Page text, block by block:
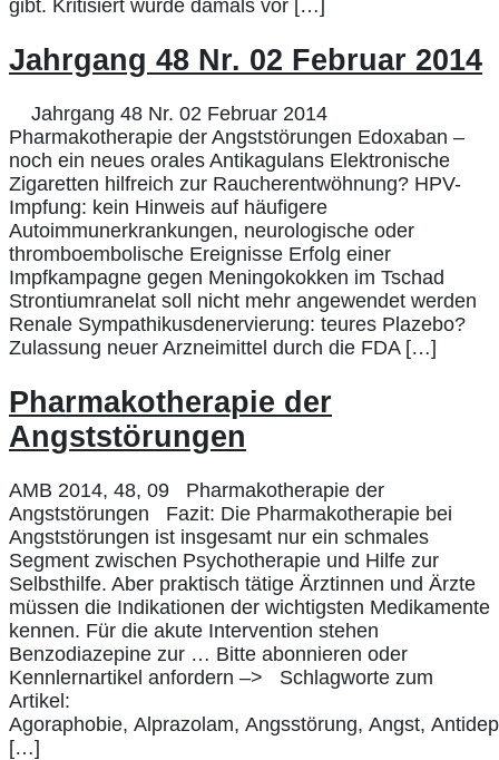
gibt. Kritisiert wurde damals vor […]
Jahrgang 48 Nr. 02 Februar 2014
Jahrgang 48 Nr. 02 Februar 2014
Pharmakotherapie der Angststörungen Edoxaban –
noch ein neues orales Antikagulans Elektronische
Zigaretten hilfreich zur Raucherentwöhnung? HPV-
Impfung: kein Hinweis auf häufigere
Autoimmunerkrankungen, neurologische oder
thromboembolische Ereignisse Erfolg einer
Impfkampagne gegen Meningokokken im Tschad
Strontiumranelat soll nicht mehr angewendet werden
Renale Sympathikusdenervierung: teures Plazebo?
Zulassung neuer Arzneimittel durch die FDA […]
Pharmakotherapie der
Angststörungen
AMB 2014, 48, 09 Pharmakotherapie der
Angststörungen Fazit: Die Pharmakotherapie bei
Angststörungen ist insgesamt nur ein schmales
Segment zwischen Psychotherapie und Hilfe zur
Selbsthilfe. Aber praktisch tätige Ärztinnen und Ärzte
müssen die Indikationen der wichtigsten Medikamente
kennen. Für die akute Intervention stehen
Benzodiazepine zur … Bitte abonnieren oder
Kennlernartikel anfordern –> Schlagworte zum
Artikel:
Agoraphobie, Alprazolam, Angsstörung, Angst,
[…]